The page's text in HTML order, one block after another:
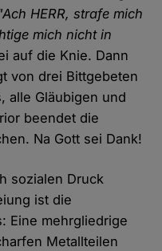
HERR, strafe mich
mich nicht in
auf die Knie. Dann
von drei Bittgebeten
alle Gläubigen und
beendet die
Na Gott sei Dank!
sozialen Druck
ist die
Eine mehrgliedrige
Metallteilen